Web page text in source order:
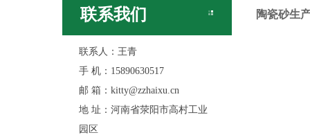
联系我们
联系人：王青
手 机：15890630517
邮 箱：kitty@zzhaixu.cn
地 址：河南省荥阳市高村工业
园区
陶瓷砂生